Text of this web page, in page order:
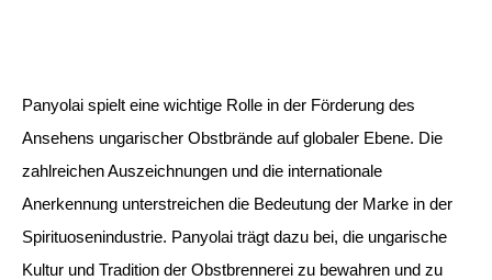
Panyolai spielt eine wichtige Rolle in der Förderung des
Ansehens ungarischer Obstbrände auf globaler Ebene. Die
zahlreichen Auszeichnungen und die internationale
Anerkennung unterstreichen die Bedeutung der Marke in der
Spirituosenindustrie. Panyolai trägt dazu bei, die ungarische
Kultur und Tradition der Obstbrennerei zu bewahren und zu